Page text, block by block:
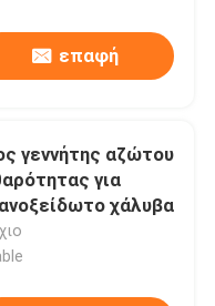
επαφή
γεννήτης αζώτου
για
χάλυβα